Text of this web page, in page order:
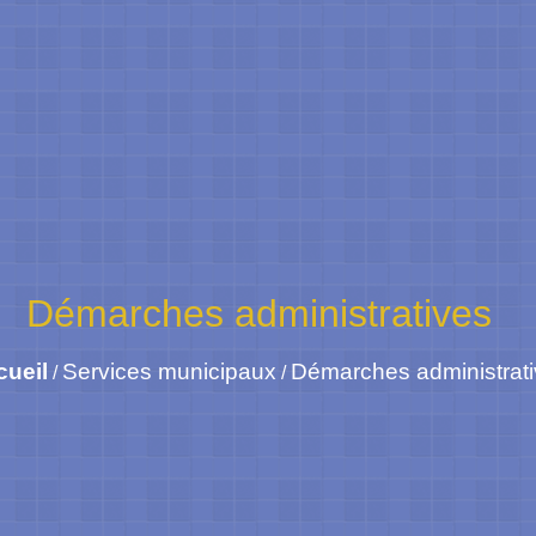
Démarches administratives
/ Services municipaux / Démarches